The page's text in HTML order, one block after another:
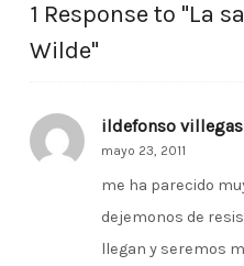
1 Response to "La
Wilde"
ildefonso villegas
mayo 23, 2011
me ha parecido
dejemonos de
llegan y seremos